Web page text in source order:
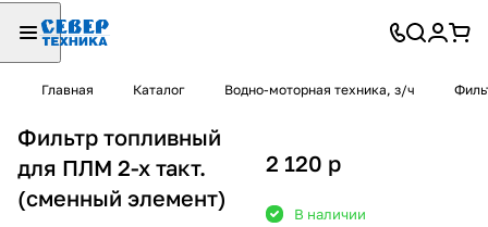
Главная Каталог Водно-моторная техника, з/ч
Фильтр топливный
для ПЛМ 2-х такт.
(сменный элемент)
2 120 p
В наличии